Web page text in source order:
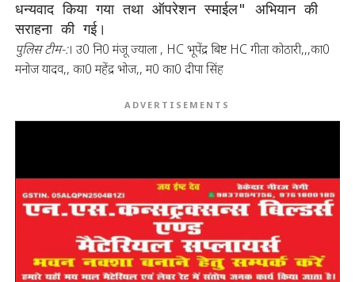
धन्यवाद किया गया तथा ऑपरेशन स्माईल" अभियान की
सराहना की गई।
पुलिस टीम-:। उ0 नि0 मंजू ज्याला , HC भूपेंद्र बिष्ट HC गीता कोठारी,,,का0
मनोज यादव,, का0 महेंद्र भोज,, म0 का0 दीपा सिंह
ADVERTISEMENTS